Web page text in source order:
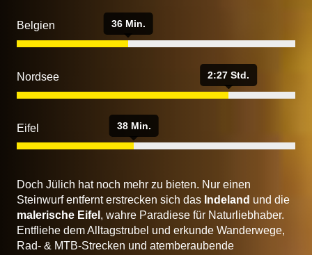
Belgien 36 Min.
Nordsee 2:27 Std.
Eifel 38 Min.
Doch Jülich hat noch mehr zu bieten. Nur einen
Steinwurf entfernt erstrecken sich das Indeland und die
malerische Eifel , wahre Paradiese für Naturliebhaber.
Entfliehe dem Alltagstrubel und erkunde Wanderwege,
Rad- & MTB-Strecken und atemberaubende